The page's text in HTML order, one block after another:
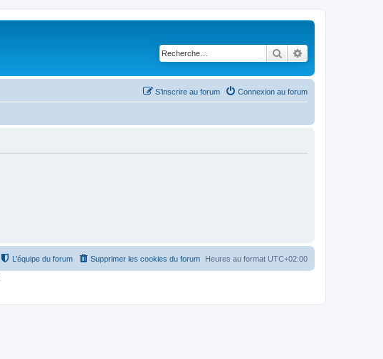
Rechercher
Connexion au forum
S’inscrire au forum
Heures au format UTC+02:00
Supprimer les cookies du forum
L’équipe du forum